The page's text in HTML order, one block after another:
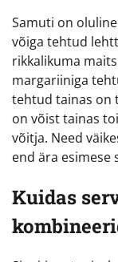
Samuti on
võiga tehtud
rikkalikuma
margariiniga
tehtud tainas on
on võist tainas
võitja. Need
end ära esimese
Kuidas